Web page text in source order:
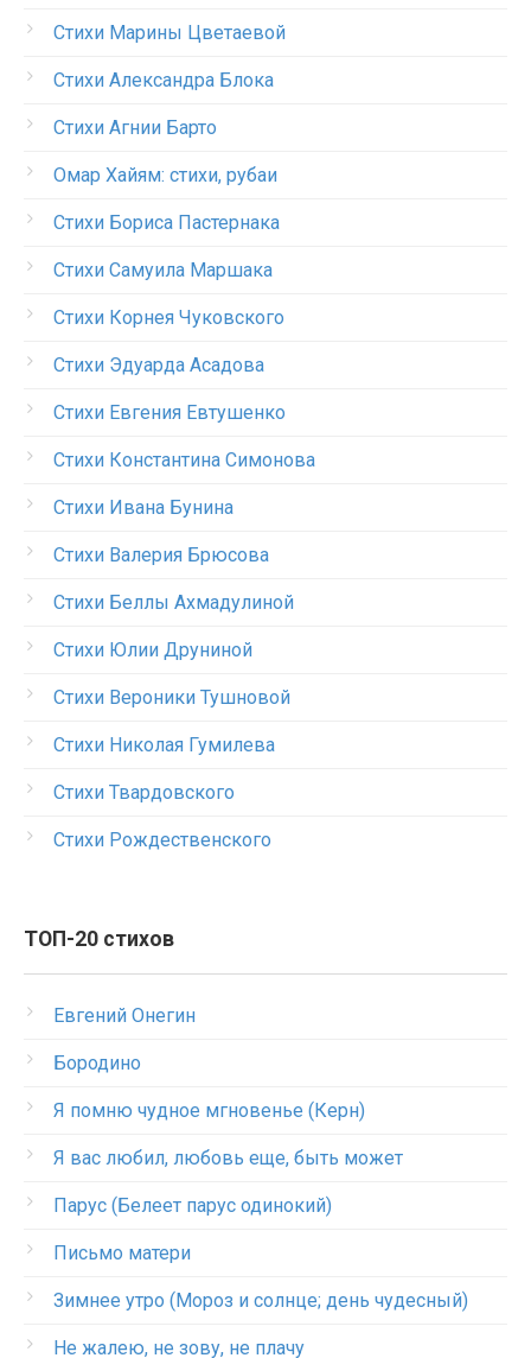
Стихи Марины Цветаевой
Стихи Александра Блока
Стихи Агнии Барто
Омар Хайям: стихи, рубаи
Стихи Бориса Пастернака
Стихи Самуила Маршака
Стихи Корнея Чуковского
Стихи Эдуарда Асадова
Стихи Евгения Евтушенко
Стихи Константина Симонова
Стихи Ивана Бунина
Стихи Валерия Брюсова
Стихи Беллы Ахмадулиной
Стихи Юлии Друниной
Стихи Вероники Тушновой
Стихи Николая Гумилева
Стихи Твардовского
Стихи Рождественского
ТОП-20 стихов
Евгений Онегин
Бородино
Я помню чудное мгновенье (Керн)
Я вас любил, любовь еще, быть может
Парус (Белеет парус одинокий)
Письмо матери
Зимнее утро (Мороз и солнце; день чудесный)
Не жалею, не зову, не плачу